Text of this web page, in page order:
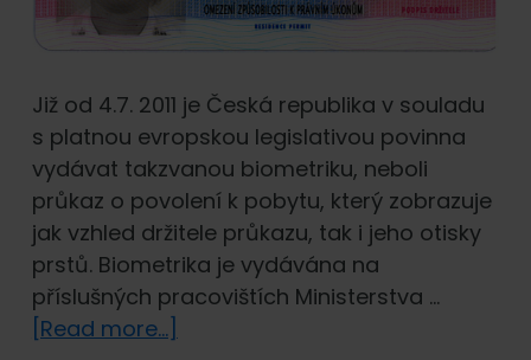
Již od 4.7. 2011 je Česká republika v souladu
s platnou evropskou legislativou povinna
vydávat takzvanou biometriku, neboli
průkaz o povolení k pobytu, který zobrazuje
jak vzhled držitele průkazu, tak i jeho otisky
prstů. Biometrika je vydávána na
příslušných pracovištích Ministerstva …
[Read more...]